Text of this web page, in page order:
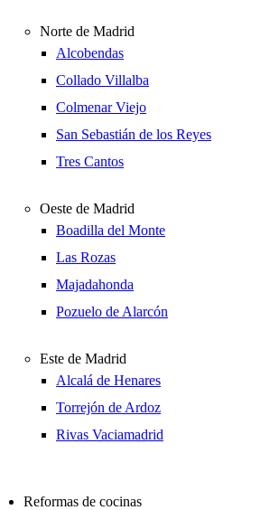
Norte de Madrid
Alcobendas
Collado Villalba
Colmenar Viejo
San Sebastián de los Reyes
Tres Cantos
Oeste de Madrid
Boadilla del Monte
Las Rozas
Majadahonda
Pozuelo de Alarcón
Este de Madrid
Alcalá de Henares
Torrejón de Ardoz
Rivas Vaciamadrid
Reformas de cocinas